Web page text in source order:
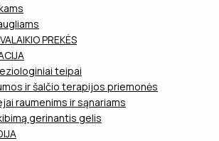
PREKĖS
teipai
ir šalčio terapijos priemonės
raumenims ir sąnariams
gerinantis gelis